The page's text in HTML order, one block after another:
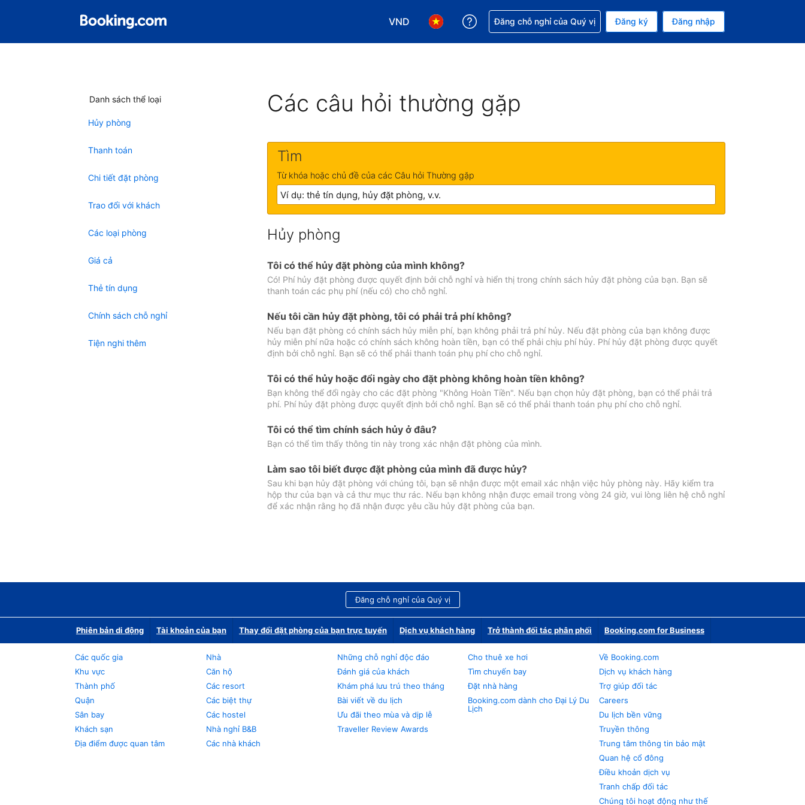
VND
Chọn loại tiền tệ của bạn. Loại tiền tệ hiện tại của bạn là Đồng
Chọn ngôn ngữ của bạn. Ngôn ngữ hiện tại của bạn là Tiếng Việt
Nhận trợ giúp với đặt chỗ
Đăng chỗ nghỉ của Quý vị Đăng ký Đăng nhập
Danh sách thể loại
Hủy phòng
Thanh toán
Chi tiết đặt phòng
Trao đổi với khách
Các loại phòng
Giá cả
Thẻ tín dụng
Chính sách chỗ nghỉ
Tiện nghi thêm
Các câu hỏi thường gặp
Tìm
Từ khóa hoặc chủ đề của các Câu hỏi Thường gặp
Hủy phòng
Tôi có thể hủy đặt phòng của mình không?
Có! Phí hủy đặt phòng được quyết định bởi chỗ nghỉ và hiển thị trong chính sách hủy đặt phòng của bạn. Bạn sẽ
thanh toán các phụ phí (nếu có) cho chỗ nghỉ.
Nếu tôi cần hủy đặt phòng, tôi có phải trả phí không?
Nếu bạn đặt phòng có chính sách hủy miễn phí, bạn không phải trả phí hủy. Nếu đặt phòng của bạn không được
hủy miễn phí nữa hoặc có chính sách không hoàn tiền, bạn có thể phải chịu phí hủy. Phí hủy đặt phòng được quyết
định bởi chỗ nghỉ. Bạn sẽ có thể phải thanh toán phụ phí cho chỗ nghỉ.
Tôi có thể hủy hoặc đổi ngày cho đặt phòng không hoàn tiền không?
Bạn không thể đổi ngày cho các đặt phòng "Không Hoàn Tiền". Nếu bạn chọn hủy đặt phòng, bạn có thể phải trả
phí. Phí hủy đặt phòng được quyết định bởi chỗ nghỉ. Bạn sẽ có thể phải thanh toán phụ phí cho chỗ nghỉ.
Tôi có thể tìm chính sách hủy ở đâu?
Bạn có thể tìm thấy thông tin này trong xác nhận đặt phòng của mình.
Làm sao tôi biết được đặt phòng của mình đã được hủy?
Sau khi bạn hủy đặt phòng với chúng tôi, bạn sẽ nhận được một email xác nhận việc hủy phòng này. Hãy kiểm tra
hộp thư của bạn và cả thư mục thư rác. Nếu bạn không nhận được email trong vòng 24 giờ, vui lòng liên hệ chỗ nghỉ
để xác nhận rằng họ đã nhận được yêu cầu hủy đặt phòng của bạn.
Đăng chỗ nghỉ của Quý vị
Phiên bản di động Tài khoản của bạn Thay đổi đặt phòng của bạn trực tuyến Dịch vụ khách hàng Trở thành đối tác phân phối Booking.com for Business
Các quốc gia
Khu vực
Thành phố
Quận
Sân bay
Khách sạn
Địa điểm được quan tâm
Nhà
Căn hộ
Các resort
Các biệt thự
Các hostel
Nhà nghỉ B&B
Các nhà khách
Những chỗ nghỉ độc đáo
Đánh giá của khách
Khám phá lưu trú theo tháng
Bài viết về du lịch
Ưu đãi theo mùa và dịp lễ
Traveller Review Awards
Cho thuê xe hơi
Tìm chuyến bay
Đặt nhà hàng
Booking.com dành cho Đại Lý Du
Lịch
Về Booking.com
Dịch vụ khách hàng
Trợ giúp đối tác
Careers
Du lịch bền vững
Truyền thông
Trung tâm thông tin bảo mật
Quan hệ cổ đông
Điều khoản dịch vụ
Tranh chấp đối tác
Chúng tôi hoạt động như thế